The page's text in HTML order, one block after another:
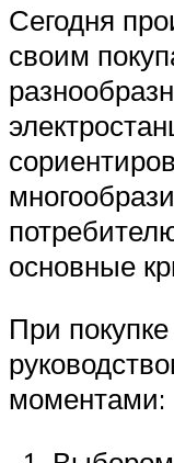
Сегодня
своим
основные
При
моментами: